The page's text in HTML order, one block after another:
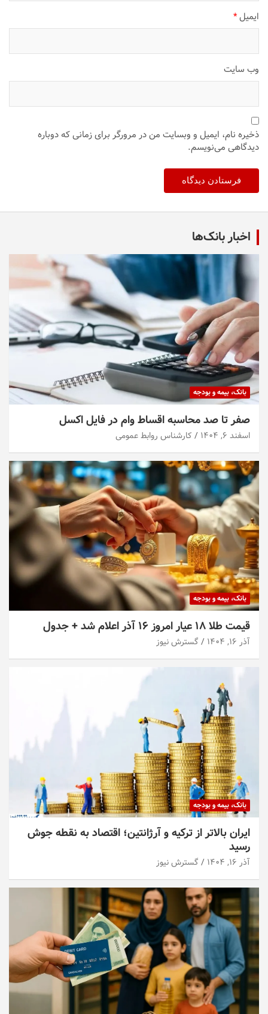
ایمیل*
وب‌ سایت
ذخیره نام، ایمیل و وبسایت من در مرورگر برای زمانی که دوباره
دیدگاهی می‌نویسم.
اخبار بانک‌ها
بانک، بیمه و بودجه
صفر تا صد محاسبه اقساط وام در فایل اکسل
اسفند ۶, ۱۴۰۴ کارشناس روابط عمومی
بانک، بیمه و بودجه
قیمت طلا ۱۸ عیار امروز ۱۶ آذر اعلام شد + جدول
آذر ۱۶, ۱۴۰۴ گسترش نیوز
بانک، بیمه و بودجه
ایران بالاتر از ترکیه و آرژانتین؛ اقتصاد به نقطه جوش
رسید
آذر ۱۶, ۱۴۰۴ گسترش نیوز